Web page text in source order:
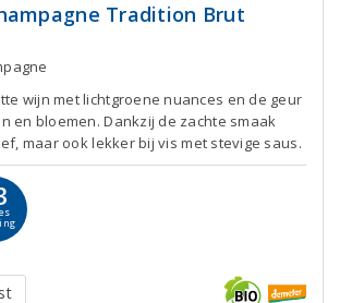
Tradition Brut
wijn met lichtgroene nuances en de geur
en bloemen. Dankzij de zachte smaak
maar ook lekker bij vis met stevige saus.